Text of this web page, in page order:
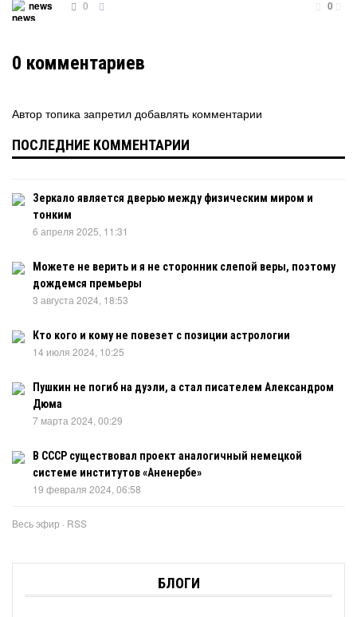
news
0 0
0 комментариев
Автор топика запретил добавлять комментарии
ПОСЛЕДНИЕ КОММЕНТАРИИ
Зеркало является дверью между физическим миром и
тонким
6 апреля 2025, 11:31
Можете не верить и я не сторонник слепой веры, поэтому
дождемся премьеры
3 августа 2024, 18:53
Кто кого и кому не повезет с позиции астрологии
14 июля 2024, 10:25
Пушкин не погиб на дуэли, а стал писателем Александром
Дюма
7 марта 2024, 00:29
В СССР существовал проект аналогичный немецкой
системе институтов «Аненербе»
19 февраля 2024, 06:58
Весь эфир · RSS
БЛОГИ